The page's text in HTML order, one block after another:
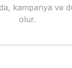
Gönder
kampanya ve
olur.